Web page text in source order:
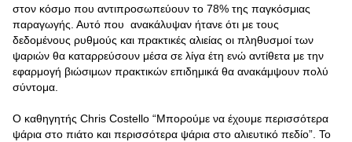
στον κόσμο που αντιπροσωπεύουν το 78% της παγκόσμιας
παραγωγής. Αυτό που ανακάλυψαν ήτανε ότι με τους
δεδομένους ρυθμούς και πρακτικές αλιείας οι πληθυσμοί των
ψαριών θα καταρρεύσουν μέσα σε λίγα έτη ενώ αντίθετα με την
εφαρμογή βιώσιμων πρακτικών επιδημικά θα ανακάμψουν πολύ
σύντομα.
Ο καθηγητής Chris Costello “Μπορούμε να έχουμε περισσότερα
ψάρια στο πιάτο και περισσότερα ψάρια στο αλιευτικό πεδίο”. Το